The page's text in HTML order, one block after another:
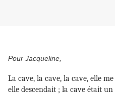
Pour Jacqueline,
La cave, la cave, la cave, elle
elle descendait ; la cave était